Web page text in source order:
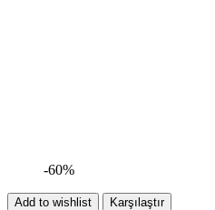
-60%
Add to wishlist Karşılaştır